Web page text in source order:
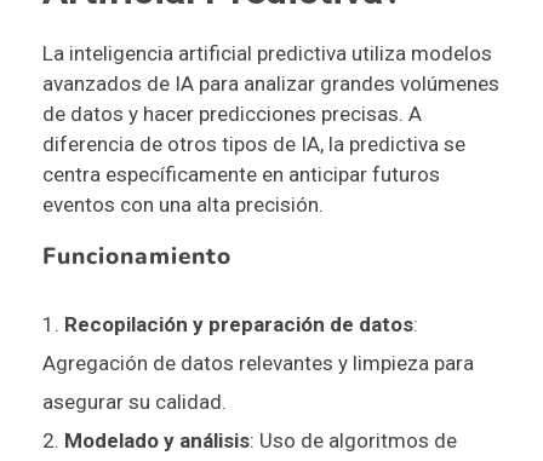
La inteligencia artificial predictiva utiliza modelos
avanzados de IA para analizar grandes volúmenes
de datos y hacer predicciones precisas. A
diferencia de otros tipos de IA, la predictiva se
centra específicamente en anticipar futuros
eventos con una alta precisión.
Funcionamiento
Recopilación y preparación de datos:
Agregación de datos relevantes y limpieza para
asegurar su calidad.
Modelado y análisis: Uso de algoritmos de